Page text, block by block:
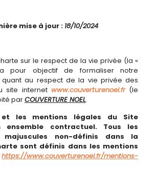
mise à jour : 18/10/2024
sur le respect de la vie privée (la «
objectif de formaliser notre
quant au respect de la vie privée des
site internet www.couverturenoel.fr(le
parCOUVERTURE NOEL.
les mentions légales du Site
ensemble contractuel.
Tous les
non-définis dans la
sont définis dans les mentions
https://www.couverturenoel.fr/mentions-